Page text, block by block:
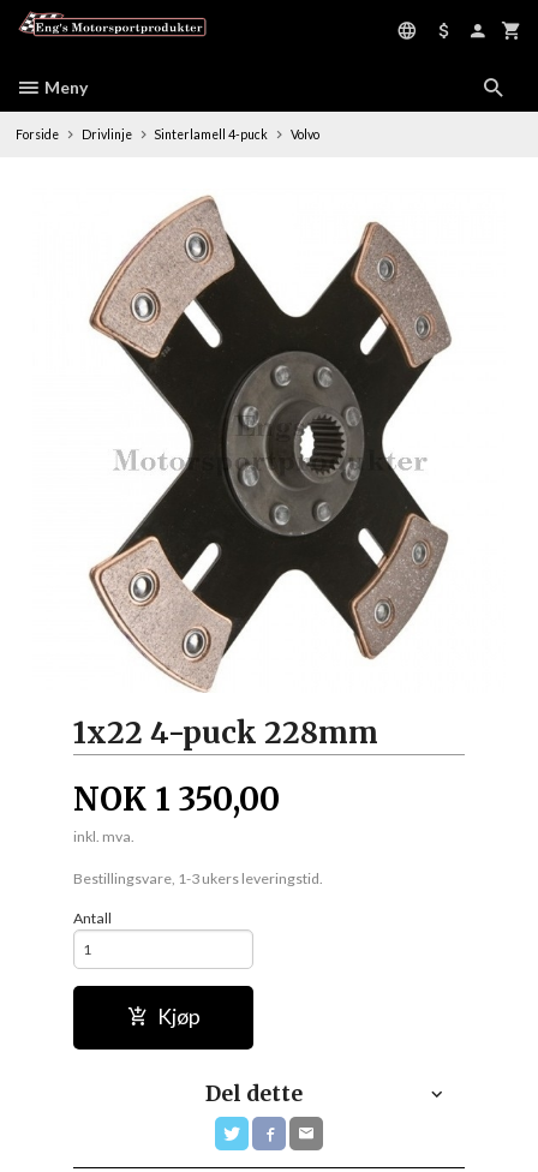
Meny
Forside Drivlinje Sinterlamell 4-puck Volvo
1x22 4-puck 228mm
NOK 1 350,00
inkl. mva.
Bestillingsvare, 1-3 ukers leveringstid.
Antall
Kjøp
Del dette